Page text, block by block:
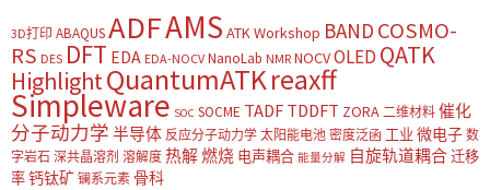
3D打印 ABAQUSADFAMS ATK Workshop BAND COSMO-
RS DES DFT EDA EDA-NOCV NanoLab NMR NOCVOLED QATK
HighlightQuantumATKreaxff
Simpleware SOC SOCME TADF TDDFT ZORA 二维材料 催化
分子动力学 半导体 反应分子动力学 太阳能电池 密度泛函 工业微电子 数
字岩石 深共晶溶剂 溶解度 热解燃烧 电声耦合 能量分解 自旋轨道耦合迁移
率钙钛矿 镧系元素 骨科